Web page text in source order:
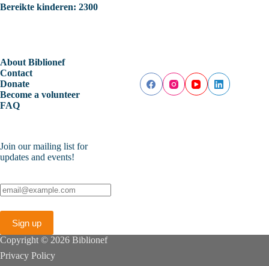
Bereikte kinderen: 2300
About Biblionef
Contact
Donate
Become a volunteer
FAQ
Join our mailing list for
updates and events!
Copyright © 2026 Biblionef
Privacy Policy